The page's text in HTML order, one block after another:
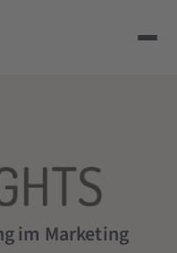
im Marketing